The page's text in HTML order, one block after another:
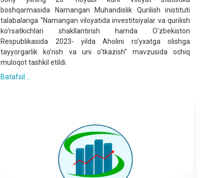
boshqarmasida Namangan Muhandislik Qurilish inistituti
talabalariga "Namangan viloyatida investitsiyalar va qurilish
ko‘rsatkichlari shakllantirish hamda O‘zbekiston
Respublikasida 2023- yilda Aholini ro‘yxatga olishga
tayyorgarlik koʼrish va uni o‘tkazish" mavzusida ochiq
muloqot tashkil etildi.
Batafsil ...